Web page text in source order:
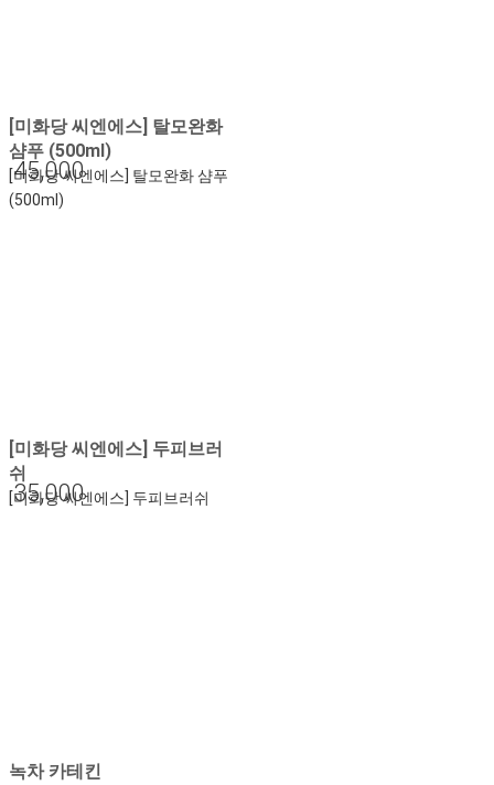
[미화당 씨엔에스] 탈모완화
샴푸 (500ml)
[미화당 씨엔에스] 탈모완화 샴푸
(500ml)
45,000
[미화당 씨엔에스] 두피브러
쉬
[미화당 씨엔에스] 두피브러쉬
35,000
녹차 카테킨